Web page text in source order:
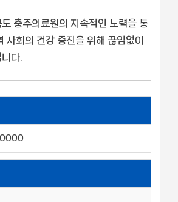
충주의료원의 지속적인 노력을 통
사회의 건강 증진을 위해 끊임없이
다.